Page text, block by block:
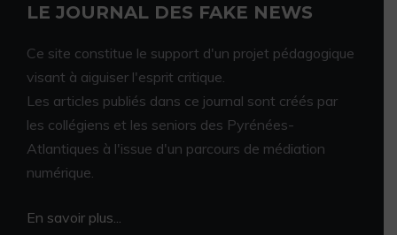
LE JOURNAL DES FAKE NEWS
Ce site constitue le support d'un projet pédagogique
visant à aiguiser l'esprit critique.
Les articles publiés dans ce journal sont créés par
les collégiens et les seniors des Pyrénées-
Atlantiques à l'issue d'un parcours de médiation
numérique.
En savoir plus...